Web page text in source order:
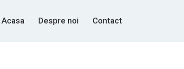
Acasa Despre noi Contact